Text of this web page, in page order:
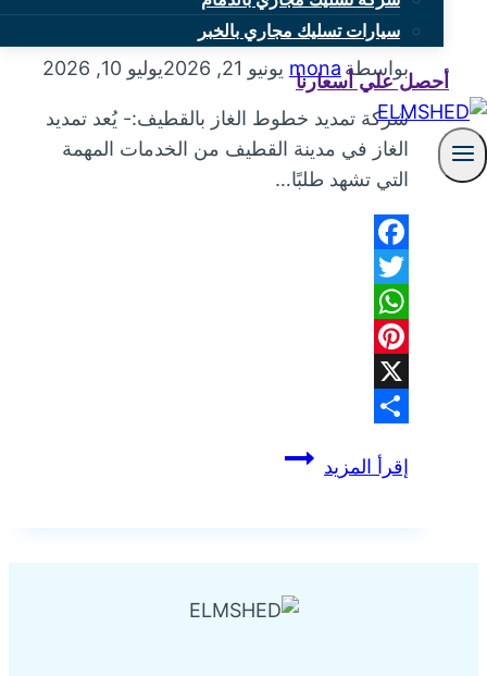
سيارات تسليك مجاري بالخبر
أحصل علي أسعارنا
شركة تمديد خطوط الغاز بالقطيف
بواسطة mona يونيو 21, 2026 يوليو 10, 2026
شركة تمديد خطوط الغاز بالقطيف:- يُعد تمديد
الغاز في مدينة القطيف من الخدمات المهمة
التي تشهد طلبًا…
Facebook
Twitter
WhatsApp
Pinterest
X
إقرأ المزيد شركة